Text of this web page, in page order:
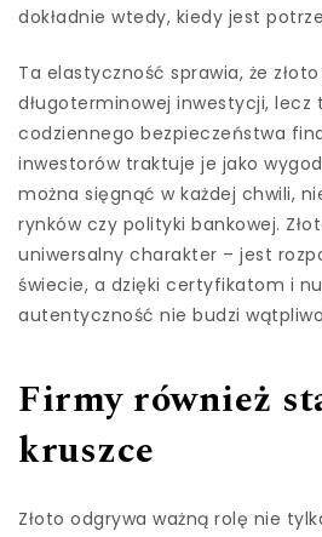
dokładnie wtedy, kiedy jest
Ta elastyczność sprawia, że
długoterminowej inwestycji, lecz
codziennego bezpieczeństwa
inwestorów traktuje je jako
można sięgnąć w każdej chwili,
rynków czy polityki bankowej.
uniwersalny charakter – jest
świecie, a dzięki certyfikatom i
autentyczność nie budzi
Firmy również
kruszce
Złoto odgrywa ważną rolę nie